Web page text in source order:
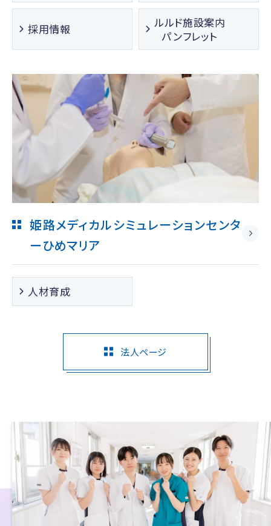
採用情報
ルルド施設案内
パンフレット
姫路メディカルシミュレーションセンタ
ーひめマリア
人材育成
法人ページ